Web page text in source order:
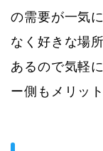
の需要が一気
なく好きな場
あるので気軽
ー側もメリッ